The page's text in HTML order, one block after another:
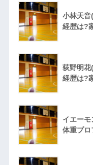
小林天音
経歴は?
荻野明花
経歴は?
イエー
体重プロ